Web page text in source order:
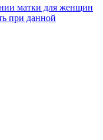
матки для женщин
при данной